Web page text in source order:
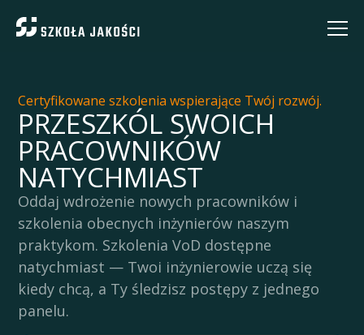
Certyfikowane szkolenia wspierające Twój rozwój.
PRZESZKÓL SWOICH
PRACOWNIKÓW
NATYCHMIAST
Oddaj wdrożenie nowych pracowników i
szkolenia obecnych inżynierów naszym
praktykom. Szkolenia VoD dostępne
natychmiast — Twoi inżynierowie uczą się
kiedy chcą, a Ty śledzisz postępy z jednego
panelu.